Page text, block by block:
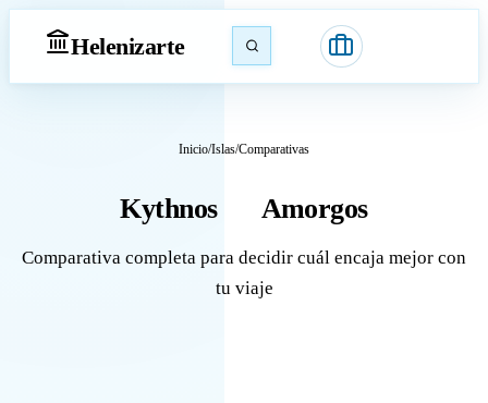
Helenizarte
Inicio/Islas/Comparativas
Kythnos Amorgos
Comparativa completa para decidir cuál encaja mejor con
tu viaje